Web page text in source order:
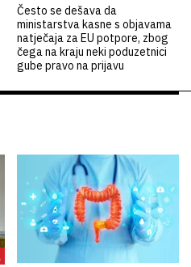
Često se dešava da
ministarstva kasne s objavama
natječaja za EU potpore, zbog
čega na kraju neki poduzetnici
gube pravo na prijavu